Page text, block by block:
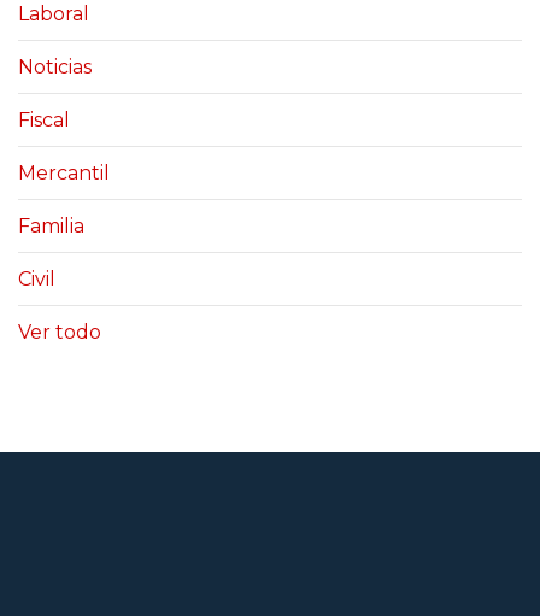
Laboral
Noticias
Fiscal
Mercantil
Familia
Civil
Ver todo